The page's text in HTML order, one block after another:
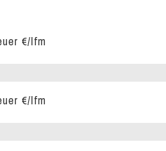
€/lfm
€/lfm